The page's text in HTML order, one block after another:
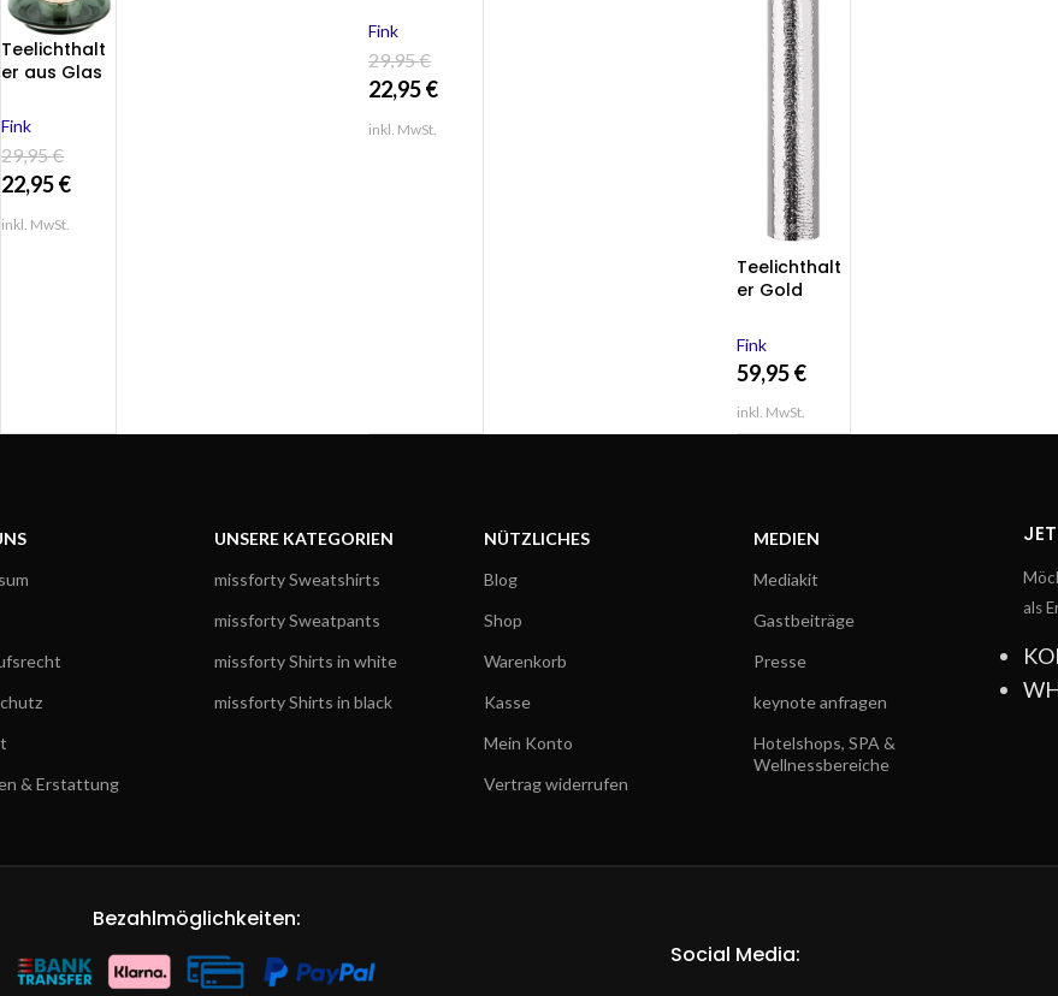
Teelichthalt
er aus Glas
Kerzenständ
er Windlicht
JONA von
Fink Höhe
Fink
29,95€
22,95€
inkl. MwSt.
Rosa für ein
Teelicht von
Fink JONA
Höhe 13cm
Fink
29,95€
22,95€
inkl. MwSt.
Teelichthalt
er Gold
FIRAT 40 cm
Windlicht Fin
Fink
59,95€
inkl. MwSt.
& Erstattung
UNSERE KATEGORIEN
missforty Sweatshirts
missforty Sweatpants
missforty Shirts in white
missforty Shirts in black
NÜTZLICHES
Blog
Shop
Warenkorb
Kasse
Mein Konto
Vertrag widerrufen
MEDIEN
Mediakit
Gastbeiträge
Presse
keynote anfragen
Hotelshops, SPA &
Wellnessbereiche
als
Bezahlmöglichkeiten:
Social Media: